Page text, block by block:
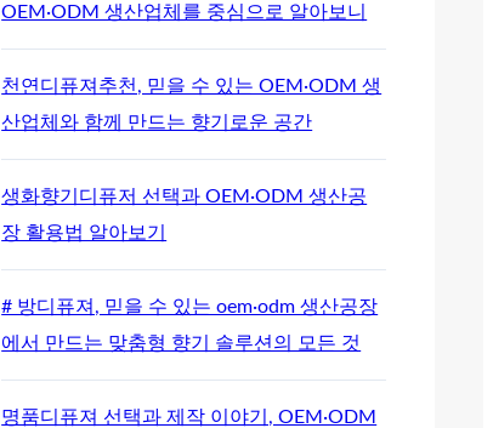
OEM·ODM 생산업체를 중심으로 알아보니
천연디퓨져추천, 믿을 수 있는 OEM·ODM 생
산업체와 함께 만드는 향기로운 공간
생화향기디퓨저 선택과 OEM·ODM 생산공
장 활용법 알아보기
# 방디퓨져, 믿을 수 있는 oem·odm 생산공장
에서 만드는 맞춤형 향기 솔루션의 모든 것
명품디퓨져 선택과 제작 이야기, OEM·ODM